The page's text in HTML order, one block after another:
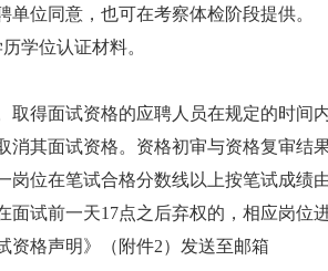
位同意，也可在考察体检阶段提供。
学位认证材料。
取得面试资格的应聘人员在规定的时间
其面试资格。资格初审与资格复审结
位在笔试合格分数线以上按笔试成绩
试前一天17点之后弃权的，相应岗位
资格声明》（附件2）发送至邮箱